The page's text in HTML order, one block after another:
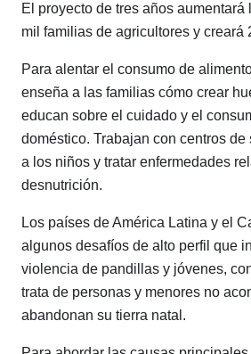
El proyecto de tres años
mil familias de agricultores y creará
Para alentar el consumo de
enseña a las familias cómo crear
educan sobre el cuidado y el
doméstico. Trabajan con centros
a los niños y tratar enfermedades
desnutrición.
Los países de América Latina y el
algunos desafíos de alto perfil que
violencia de pandillas y jóvenes,
trata de personas y menores no
abandonan su tierra natal.